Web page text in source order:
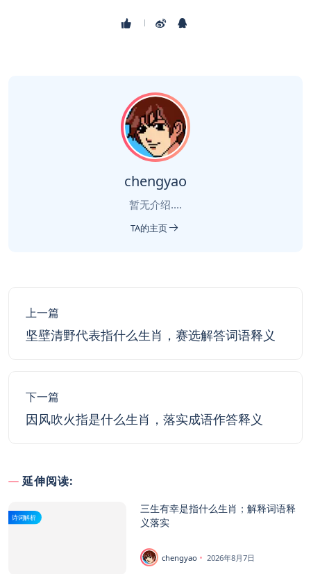
chengyao
暂无介绍....
TA的主页
上一篇
坚壁清野代表指什么生肖，赛选解答词语释义
下一篇
因风吹火指是什么生肖，落实成语作答释义
延伸阅读:
诗词解析
三生有幸是指什么生肖；解释词语释
义落实
chengyao 2026年8月7日